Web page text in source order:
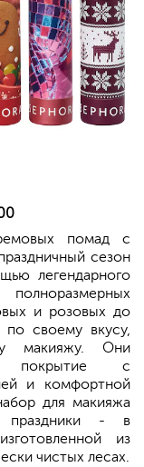
помад с
сезон
легендарного
и розовых до
своему вкусу,
макияжу. Они
покрытие с
и комфортной
для макияжа
праздники - в
из
чистых лесах.